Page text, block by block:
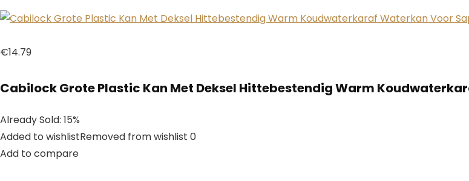
€14.79
Cabilock Grote Plastic Kan Met Deksel Hittebestendig Warm
Already Sold: 15%
Added to wishlistRemoved from wishlist 0
Add to compare